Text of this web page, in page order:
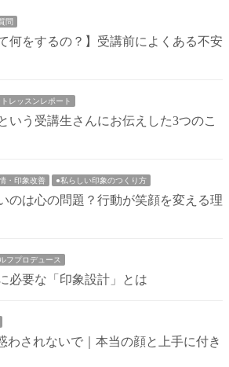
問
何をするの？】受講前によくある不安
レッスンレポート
いう受講生さんにお伝えした3つのこ
・印象改善 ●私らしい印象のつくり方
のは心の問題？行動が笑顔を変える理
フプロデュース
必要な「印象設計」とは
わされないで｜本当の顔と上手に付き